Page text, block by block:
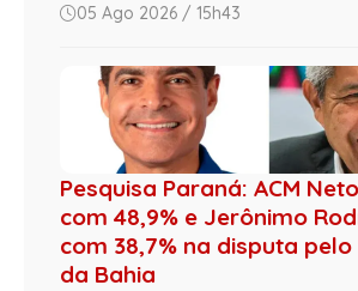
05 Ago 2026 / 15h43
Pesquisa Paraná: ACM
com 48,9% e Jerônimo
com 38,7% na disputa
da Bahia